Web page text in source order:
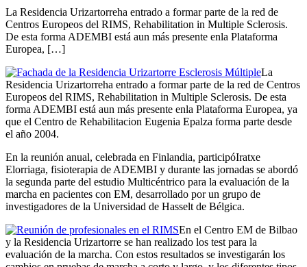
La Residencia Urizartorreha entrado a formar parte de la red de
Centros Europeos del RIMS, Rehabilitation in Multiple Sclerosis.
De esta forma ADEMBI está aun más presente enla Plataforma
Europea, […]
La
Residencia Urizartorreha entrado a formar parte de la red de Centros
Europeos del RIMS, Rehabilitation in Multiple Sclerosis. De esta
forma ADEMBI está aun más presente enla Plataforma Europea, ya
que el Centro de Rehabilitacion Eugenia Epalza forma parte desde
el año 2004.
En la reunión anual, celebrada en Finlandia, participóIratxe
Elorriaga, fisioterapia de ADEMBI y durante las jornadas se abordó
la segunda parte del estudio Multicéntrico para la evaluación de la
marcha en pacientes con EM, desarrollado por un grupo de
investigadores de la Universidad de Hasselt de Bélgica.
En el Centro EM de Bilbao
y la Residencia Urizartorre se han realizado los test para la
evaluación de la marcha. Con estos resultados se investigarán los